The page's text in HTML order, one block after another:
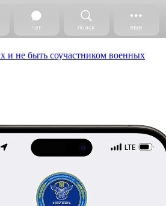
и не быть соучастником военных